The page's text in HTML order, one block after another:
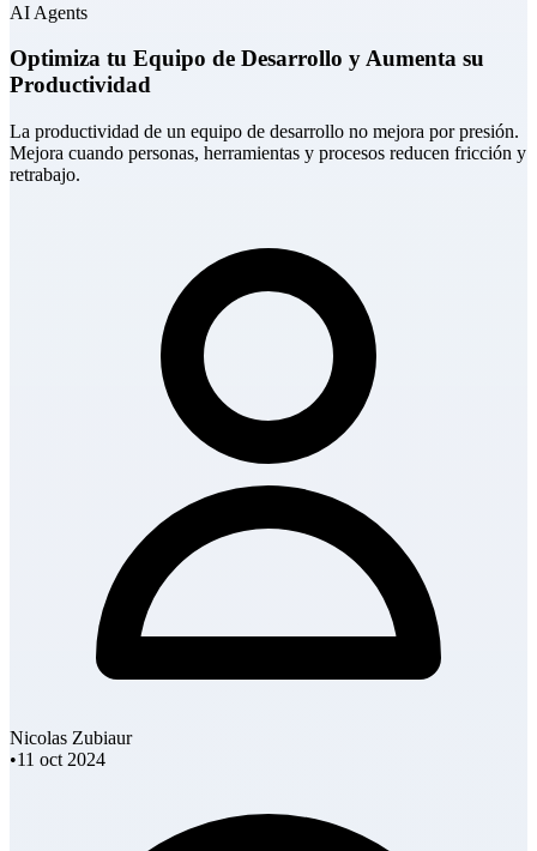
AI Agents
Optimiza tu Equipo de Desarrollo y Aumenta su
Productividad
La productividad de un equipo de desarrollo no mejora por presión.
Mejora cuando personas, herramientas y procesos reducen fricción y
retrabajo.
Nicolas Zubiaur
•11 oct 2024